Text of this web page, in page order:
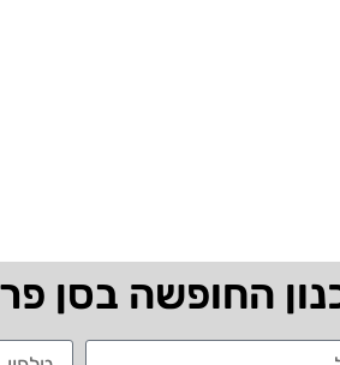
החופשה בסן